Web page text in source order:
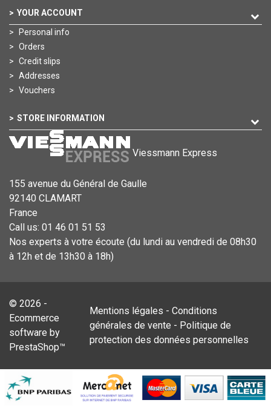
YOUR ACCOUNT
Personal info
Orders
Credit slips
Addresses
Vouchers
STORE INFORMATION
Viessmann Express
155 avenue du Général de Gaulle
92140 CLAMART
France
Call us: 01 46 01 51 53
Nos experts à votre écoute (du lundi au vendredi de 08h30
à 12h et de 13h30 à 18h)
© 2026 -
Ecommerce
software by
PrestaShop™
Mentions légales -Conditions
générales de vente - Politique de
protection des données personnelles